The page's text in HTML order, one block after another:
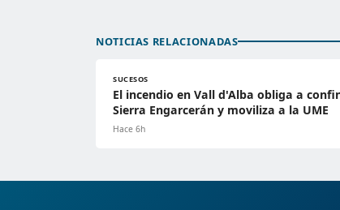
NOTICIAS RELACIONADAS
SUCESOS
El incendio en Vall d'Alba obliga a
Sierra Engarcerán y moviliza a la UME
Hace 6h